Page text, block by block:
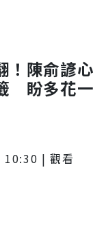
！陳俞諺心
盼多花一
10:30 | 觀看